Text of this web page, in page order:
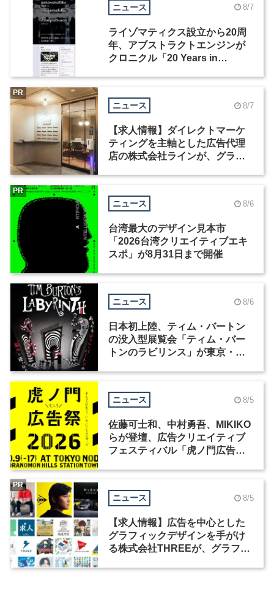
ニュース 8/7
ライゾマティクス設立から20周
年、アブストラクトエンジンが
クロニクル「20 Years in
ニュース 8/7
【求人情報】ダイレクトマーケ
ティングを主軸とした広告代理
店の株式会社ラインが、グラフ
PR
ニュース 8/6
台湾最大のデザイン見本市
「2026台湾クリエイティブエキ
スポ」が8月31日まで開催
PR
ニュース 8/6
日本初上陸、ティム・バートン
の没入型展覧会「ティム・バー
トンのラビリンス」が東京・豊
ニュース 8/5
佐藤可士和、中村勇吾、MIKIKO
らが登壇、広告クリエイティブ
フェスティバル「虎ノ門広告
ニュース 8/5
【求人情報】広告を中心とした
グラフィックデザインを手がけ
る株式会社THREEが、グラフィ
PR